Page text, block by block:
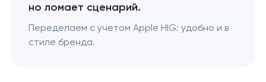
но ломает сценарий.
Переделаем с учетом Apple HIG: удобно и в
стиле бренда.